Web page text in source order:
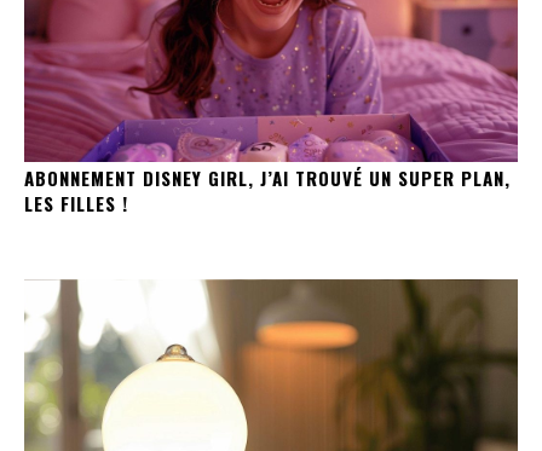
ABONNEMENT DISNEY GIRL, J’AI TROUVÉ UN SUPER PLAN,
LES FILLES !